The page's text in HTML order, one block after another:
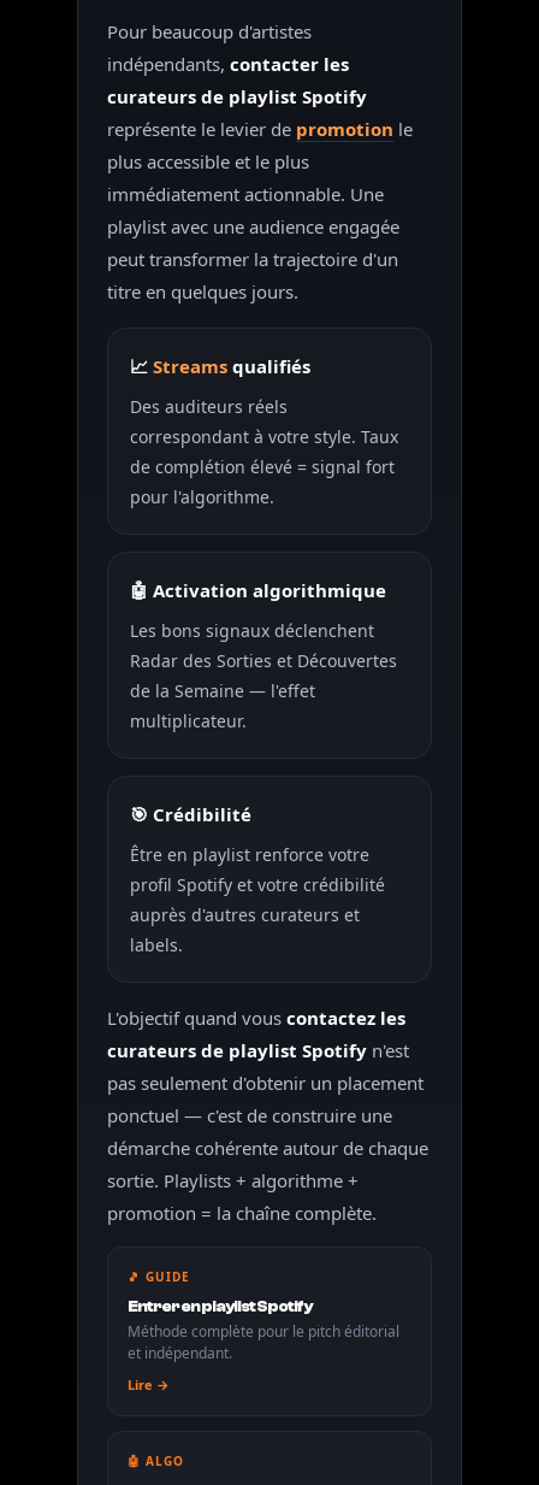
Pour beaucoup d'artistes
indépendants, contacter les
curateurs de playlist Spotify
représente le levier de promotion le
plus accessible et le plus
immédiatement actionnable. Une
playlist avec une audience engagée
peut transformer la trajectoire d'un
titre en quelques jours.
📈 Streamsqualifiés
Des auditeurs réels
correspondant à votre style. Taux
de complétion élevé = signal fort
pour l'algorithme.
🤖 Activation algorithmique
Les bons signaux déclenchent
Radar des Sorties et Découvertes
de la Semaine — l'effet
multiplicateur.
🎯 Crédibilité
Être en playlist renforce votre
profil Spotify et votre crédibilité
auprès d'autres curateurs et
labels.
L'objectif quand vous contactez les
curateurs de playlist Spotifyn'est
pas seulement d'obtenir un placement
ponctuel — c'est de construire une
démarche cohérente autour de chaque
sortie. Playlists + algorithme +
promotion = la chaîne complète.
🎵 GUIDE
Entrer en playlist Spotify
Méthode complète pour le pitch éditorial
et indépendant.
Lire →
🤖 ALGO